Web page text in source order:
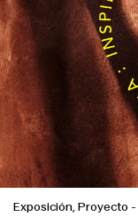
Exposición, Proyecto -